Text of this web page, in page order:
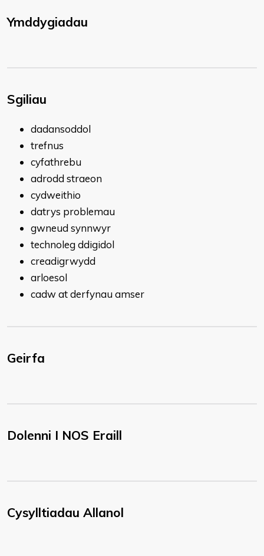
Ymddygiadau
Sgiliau
dadansoddol
trefnus
cyfathrebu
adrodd straeon
cydweithio
datrys problemau
gwneud synnwyr
technoleg ddigidol
creadigrwydd
arloesol
cadw at derfynau amser
Geirfa
Dolenni I NOS Eraill
Cysylltiadau Allanol